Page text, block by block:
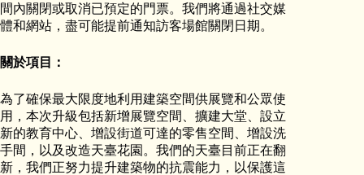
間內關閉或取消已預定的門票。我們將通過社交媒
體和網站，盡可能提前通知訪客場館關閉日期。
關於項目：
為了確保最大限度地利用建築空間供展覽和公眾使
用，本次升級包括新增展覽空間、擴建大堂、設立
新的教育中心、增設街道可達的零售空間、增設洗
手間，以及改造天臺花園。我們的天臺目前正在翻
新，我們正努力提升建築物的抗震能力，以保護這